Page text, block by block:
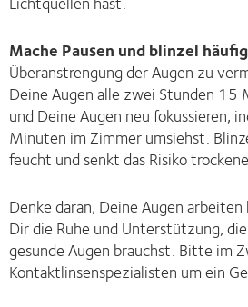
Mache Pausen und blinzel
Überanstrengung der Augen zu
Deine Augen alle zwei Stunden 15
und Deine Augen neu fokussieren,
Minuten im Zimmer umsiehst.
feucht und senkt das Risiko
Denke daran, Deine Augen
Dir die Ruhe und Unterstützung,
gesunde Augen brauchst. Bitte im
Kontaktlinsenspezialisten um ein